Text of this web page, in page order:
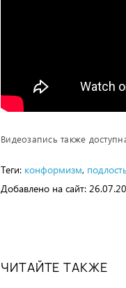
Видеозапись также
Теги: конформизм,
Добавлено на сайт:
ЧИТАЙТЕ ТАКЖЕ